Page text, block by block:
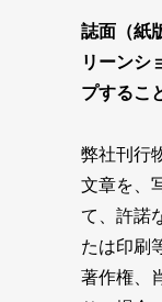
誌面（紙
リーンシ
プするこ
弊社刊行
文章を、
て、許諾
たは印刷
著作権、